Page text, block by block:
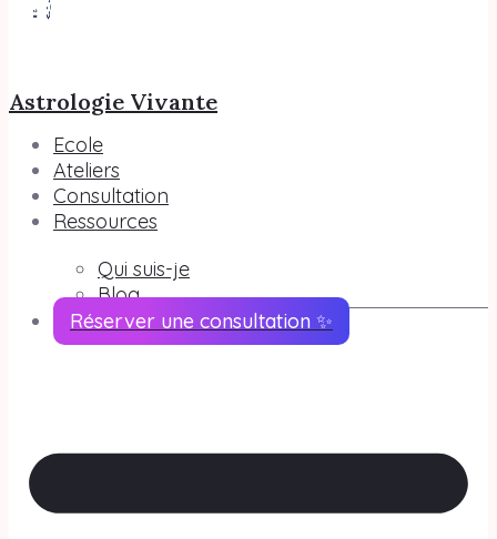
Astrologie Vivante
Ecole
Ateliers
Consultation
Ressources
Qui suis-je
Blog
Réserver une consultation ✨